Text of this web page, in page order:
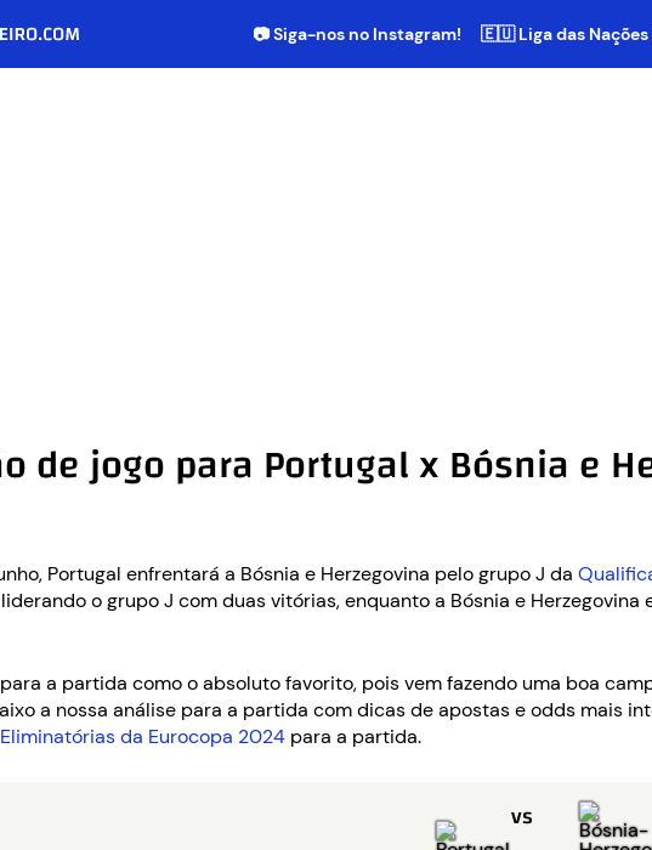
📷 Siga-nos no Instagram! 🇪🇺 Liga das
de jogo para Portugal x Bósnia e
Portugal enfrentará a Bósnia e Herzegovina pelo grupo J da
o grupo J com duas vitórias, enquanto a Bósnia e
a partida como o absoluto favorito, pois vem fazendo uma boa
a nossa análise para a partida com dicas de apostas e odds mais
da Eurocopa 2024 para a partida.
vs